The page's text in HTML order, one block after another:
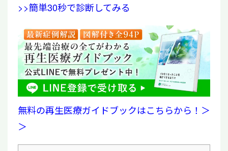
>>簡単30秒で診断してみる
無料の再生医療ガイドブックはこちらから！＞
＞